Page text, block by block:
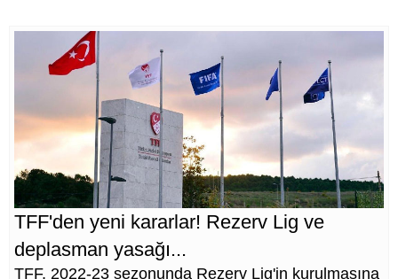
TFF'den yeni kararlar! Rezerv Lig ve
deplasman yasağı...
TFF, 2022-23 sezonunda Rezerv Lig'in kurulmasına